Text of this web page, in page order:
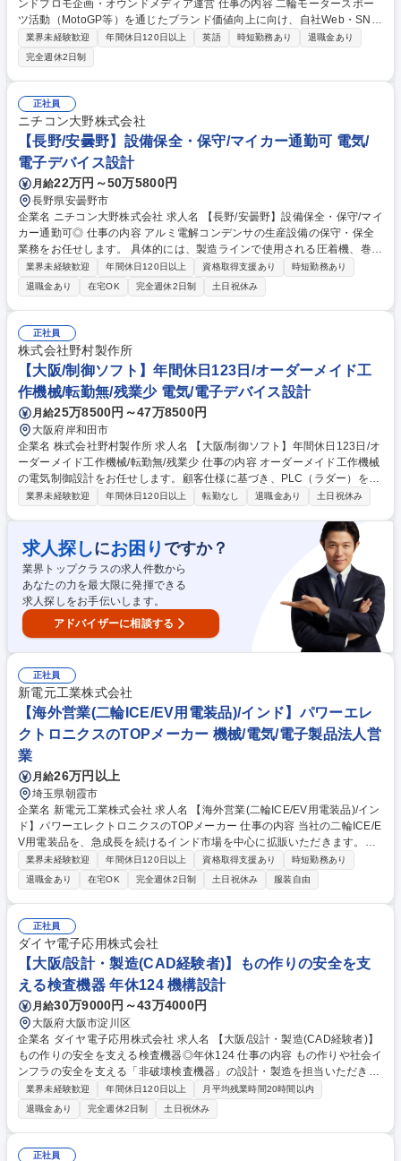
ンドプロモ企画・オウンドメディア運営 仕事の内容 二輪モータースポー
ツ活動（MotoGP等）を通じたブランド価値向上に向け、自社Web・SNS
等のオウンドメディア運営、国内外レース会場での展示・体験イベントの
企画、予算・会議体等の管理業務をお任せします。 社後はOJTでSNS・W
ebコンテンツ企画からスタートし、将来的にプロモーション全体の企画・
運営へ幅を広げます。 (1)オウンドメディア運営:Web・SNS企画・運営
（実務は外部委託）、ガイドライン策定 (2)ブランドプロモーション:国内
外レース・イベントでの展示体験企画、認知拡大施策 (3)管理業務:予算管
理、会議体運営、社内外調整 ※国内外への出張（年5～10回程度）が発生
します。 募集職種 【2219】《埼玉》二輪レースのブランドプロモ企画・
オウンドメディア運営
業界未経験歓迎 年間休日120日以上 英語 時短勤務あり
退職金あり
完全週休2日制
正社員
ニチコン大野株式会社
【長野/安曇野】設備保全・保守/マイカー通勤可 電気/
電子デバイス設計
月給22万円～50万5800円
長野県安曇野市
企業名 ニチコン大野株式会社 求人名 【長野/安曇野】設備保全・保守/マイ
カー通勤可◎ 仕事の内容 アルミ電解コンデンサの生産設備の保守・保全
業務をお任せします。 具体的には、製造ラインで使用される圧着機、巻取
機、乾燥炉、検査装置など各種生産設備の定期点検・メンテナンスを担当
していただきます。設備トラブル発生時の原因分析や復旧対応、部品交
換・修理計画の立案、外部業者との調整、設備改善・自動化提案なども行
います。生産技術・品質管理・製造部門と連携しながら、生産効率と品質
の安定を両立させるための設備保全活動を進めていただきます。※建物の
改変は伴わない 募集職種 【長野/安曇野】設備保全・保守/マイカー通勤可
◎
業界未経験歓迎 年間休日120日以上 資格取得支援あり
時短勤務あり
退職金あり
在宅OK 完全週休2日制 土日祝休み
正社員
株式会社野村製作所
【大阪/制御ソフト】年間休日123日/オーダーメイド工
作機械/転勤無/残業少 電気/電子デバイス設計
月給25万8500円～47万8500円
大阪府岸和田市
企業名 株式会社野村製作所 求人名 【大阪/制御ソフト】年間休日123日/オ
ーダーメイド工作機械/転勤無/残業少 仕事の内容 オーダーメイド工作機械
の電気制御設計をお任せします。顧客仕様に基づき、PLC（ラダー）を用
いたプログラム作成からお任せし、ゆくゆくは制御盤の回路設計などハー
械を動かす電気系統を構築します。 【具体的業務】PLCによるシーケンス
制御プログラム（ラダー）作成など 制御盤の回路設計、自社工場での配線
や試運転、最終調整まで、徐々に業務幅を広げていきます。 ★魅力：構想
から現地調整まで全工程を担うため、自分の設計で機械が完成する確かな
手応えが得られます。 募集職種 【大阪/制御ソフト】年間休日123日/オー
ダーメイド工作機械/転勤無/残業少
業界未経験歓迎 年間休日120日以上 転勤なし 退職金あり 土日祝休み
求人探しにお困り ですか？
業界トップクラスの求人件数から
あなたの力を最大限に発揮できる
求人探しをお手伝いします。
アドバイザーに相談する
正社員
新電元工業株式会社
【海外営業(二輪ICE/EV用電装品)/インド】パワーエレ
クトロニクスのTOPメーカー 機械/電気/電子製品法人営
業
月給26万円以上
埼玉県朝霞市
企業名 新電元工業株式会社 求人名 【海外営業(二輪ICE/EV用電装品)/イン
ド】パワーエレクトロニクスのTOPメーカー 仕事の内容 当社の二輪ICE/E
V用電装品を、急成長を続けるインド市場を中心に拡販いただきます。以
下業務を踏まえ、現地駐在員および社内関係各部署とのコミュニケーショ
ンを図りながら海外販社の拡販活動を支援していきます。 【具体的にお任
せする業務】 ■市場分析・販売戦略立案■現地OEMメーカーへの提案活動
■新規案件の獲得■開発部門と連携した製品企画 ■量産立上げまでのプロジ
ェクト推進 顧客との商談だけでなく、事業視点で市場を捉えながらグロー
バルビジネスを拡大していくポジションです。 募集職種 【海外営業(二輪I
CE/EV用電装品)/インド】パワーエレクトロニクスのTOPメーカー
業界未経験歓迎 年間休日120日以上 資格取得支援あり
時短勤務あり
退職金あり
在宅OK 完全週休2日制 土日祝休み 服装自由
正社員
ダイヤ電子応用株式会社
【大阪/設計・製造(CAD経験者)】もの作りの安全を支
える検査機器 年休124 機構設計
月給30万9000円～43万4000円
大阪府大阪市淀川区
企業名 ダイヤ電子応用株式会社 求人名 【大阪/設計・製造(CAD経験者)】
もの作りの安全を支える検査機器◎年休124 仕事の内容 もの作りや社会イ
ンフラの安全を支える「非破壊検査機器」の設計・製造を担当いただきま
す。OJT中心で仕事の流れを習得し、小型装置の製作/装置部品の作成から
スタートします。 【非破壊検査装置とは】素材や製品を破壊せず、傷の有
無・存在位置・大きさ・形状・分布状態などを調べる非破壊試験の結果か
ら、規格などによる基準に従って合否を判定する非破壊検査に用いられる
装置です。 【詳細】■小型検査装置の製作/装置部品の作成 ■装置の立ち上
業界未経験歓迎 年間休日120日以上
月平均残業時間20時間以内
退職金あり
完全週休2日制 土日祝休み
正社員